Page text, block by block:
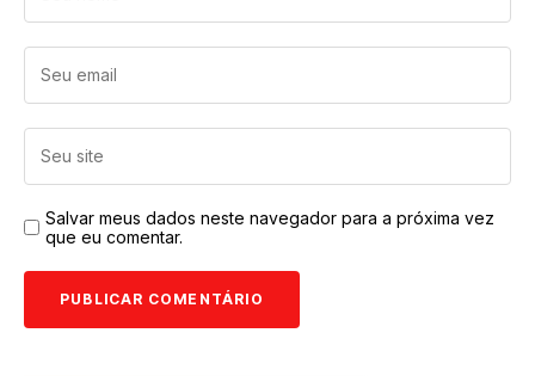
Salvar meus dados neste navegador para a próxima vez
que eu comentar.